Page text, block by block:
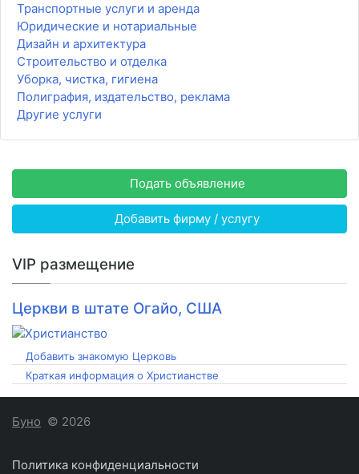
Транспортные услуги и аренда
Юридические и нотариальные
Дизайн и архитектура
Строительство и отделка
Уборка, чистка, гигиена
Полиграфия, издательство, реклама
Другие услуги
Подать объявление
Добавить фирму / услугу
VIP размещение
Церкви в штате Огайо, США
Добавить знакомую Церковь
Краткая информация о Христианстве
Буно © 2026
Политика конфиденциальности